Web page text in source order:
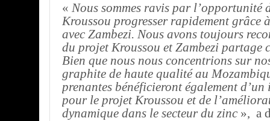
« Nous sommes ravis par l’opportunité
Kroussou progresser rapidement grâce
avec Zambezi. Nous avons toujours
du projet Kroussou et Zambezi partage
Bien que nous nous concentrions sur
graphite de haute qualité au
prenantes bénéficieront également d’un
pour le projet Kroussou et de
dynamique dans le secteur du zinc », a